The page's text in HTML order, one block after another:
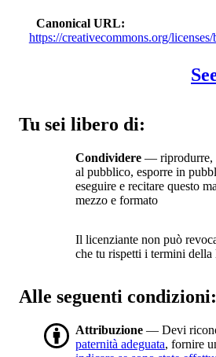
Canonical URL
https://creativecommons.org/
Tu sei libero di:
Condividere — riprodurre,
al pubblico, esporre in
eseguire e recitare questo
mezzo e formato
Il licenziante non può
che tu rispetti i termini della
Alle seguenti condizioni:
Attribuzione — Devi
paternità adeguata, fornire